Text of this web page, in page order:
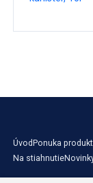
ÚvodPonuka
Na stiahnutie